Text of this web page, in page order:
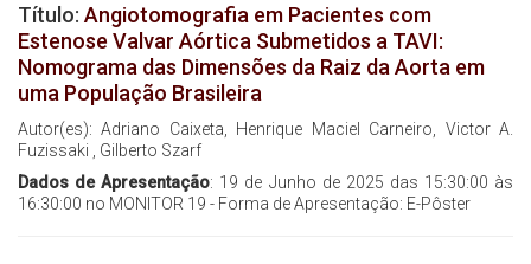
Título: Angiotomografia em Pacientes com
Estenose Valvar Aórtica Submetidos a TAVI:
Nomograma das Dimensões da Raiz da Aorta em
uma População Brasileira
Autor(es): Adriano Caixeta, Henrique Maciel Carneiro, Victor A.
Fuzissaki , Gilberto Szarf
Dados de Apresentação: 19 de Junho de 2025 das 15:30:00 às
16:30:00 no MONITOR 19 - Forma de Apresentação: E-Pôster